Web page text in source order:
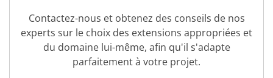
Contactez-nous et obtenez des conseils de nos
experts sur le choix des extensions appropriées et
du domaine lui-même, afin qu'il s'adapte
parfaitement à votre projet.